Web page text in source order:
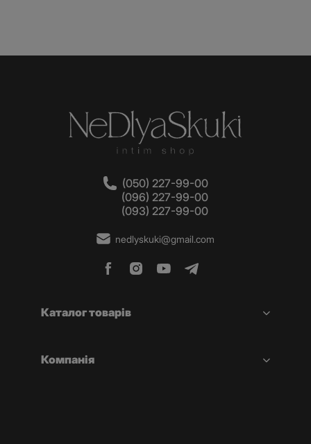
(050) 227-99-00
(096) 227-99-00
(093) 227-99-00
nedlyskuki@gmail.com
Каталог товарів
Компанія